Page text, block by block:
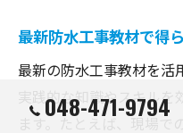
最新防水工事教材で得
最新の防水工事教材を活
実践的な知識やスキル
ます。たとえば、現場
048-471-9794